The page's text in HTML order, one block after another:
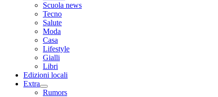
Scuola news
Tecno
Salute
Moda
Casa
Lifestyle
Gialli
Libri
Edizioni locali
Extra
Rumors